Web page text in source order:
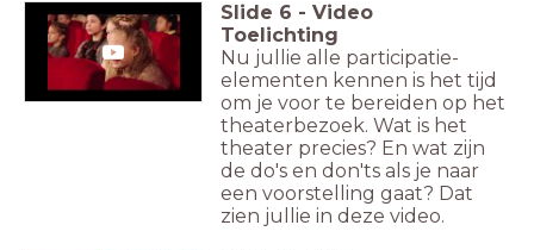
Slide 6 - Video
Toelichting
Nu jullie alle participatie-
elementen kennen is het tijd
om je voor te bereiden op het
theaterbezoek. Wat is het
theater precies? En wat zijn
de do's en don'ts als je naar
een voorstelling gaat? Dat
zien jullie in deze video.